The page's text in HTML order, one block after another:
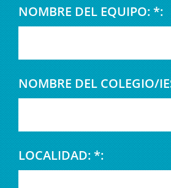
NOMBRE DEL EQUIPO: *:
NOMBRE DEL COLEGIO/
LOCALIDAD: *: